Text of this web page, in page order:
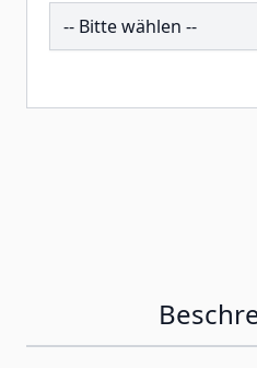
257942